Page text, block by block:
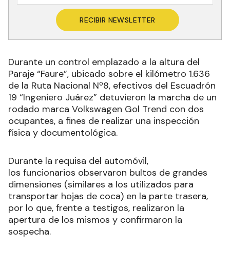
RECIBIR NEWSLETTER
Durante un control emplazado a la altura del
Paraje “Faure”, ubicado sobre el kilómetro 1.636
de la Ruta Nacional Nº8, efectivos del Escuadrón
19 “Ingeniero Juárez” detuvieron la marcha de un
rodado marca Volkswagen Gol Trend con dos
ocupantes, a fines de realizar una inspección
física y documentológica.
Durante la requisa del automóvil,
los funcionarios observaron bultos de grandes
dimensiones (similares a los utilizados para
transportar hojas de coca) en la parte trasera,
por lo que, frente a testigos, realizaron la
apertura de los mismos y confirmaron la
sospecha.